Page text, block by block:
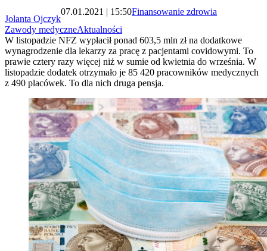
Jolanta Ojczyk
07.01.2021 | 15:50Finansowanie zdrowia
Zawody medyczneAktualności
W listopadzie NFZ wypłacił ponad 603,5 mln zł na dodatkowe
wynagrodzenie dla lekarzy za pracę z pacjentami covidowymi. To
prawie cztery razy więcej niż w sumie od kwietnia do września. W
listopadzie dodatek otrzymało je 85 420 pracowników medycznych
z 490 placówek. To dla nich druga pensja.